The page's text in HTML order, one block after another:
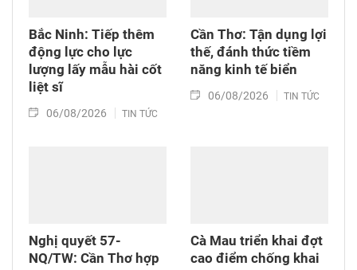
Bắc Ninh: Tiếp thêm
động lực cho lực
lượng lấy mẫu hài cốt
liệt sĩ
06/08/2026 TIN TỨC
Cần Thơ: Tận dụng lợi
thế, đánh thức tiềm
năng kinh tế biển
06/08/2026 TIN TỨC
Nghị quyết 57-
NQ/TW: Cần Thơ hợp
Cà Mau triển khai đợt
cao điểm chống khai